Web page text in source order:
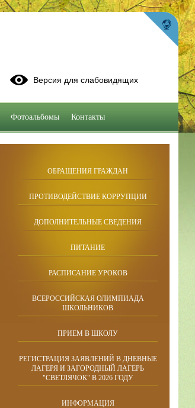
ОБРАЩЕНИЯ ГРАЖДАН
ПРОТИВОДЕЙСТВИЕ КОРРУПЦИИ
ДОПОЛНИТЕЛЬНЫЕ СВЕДЕНИЯ
ПИТАНИЕ
РАСПИСАНИЕ УРОКОВ
ВСЕРОССИЙСКАЯ ОЛИМПИАДА
ШКОЛЬНИКОВ
ПРИЕМ В ШКОЛУ
РЕГИСТРАЦИЯ ЗАЯВЛЕНИЙ В ДНЕВНЫЕ
ЛАГЕРЯ И ЗАГОРОДНЫЙ ЛАГЕРЬ
"СВЕТЛЯЧОК" В 2026 ГОДУ
ИНФОРМАЦИЯ
Версия для слабовидящих
Фотоальбомы Контакты